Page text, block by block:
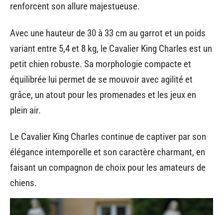
renforcent son allure majestueuse.
Avec une hauteur de 30 à 33 cm au garrot et un poids
variant entre 5,4 et 8 kg, le Cavalier King Charles est un
petit chien robuste. Sa morphologie compacte et
équilibrée lui permet de se mouvoir avec agilité et
grâce, un atout pour les promenades et les jeux en
plein air.
Le Cavalier King Charles continue de captiver par son
élégance intemporelle et son caractère charmant, en
faisant un compagnon de choix pour les amateurs de
chiens.